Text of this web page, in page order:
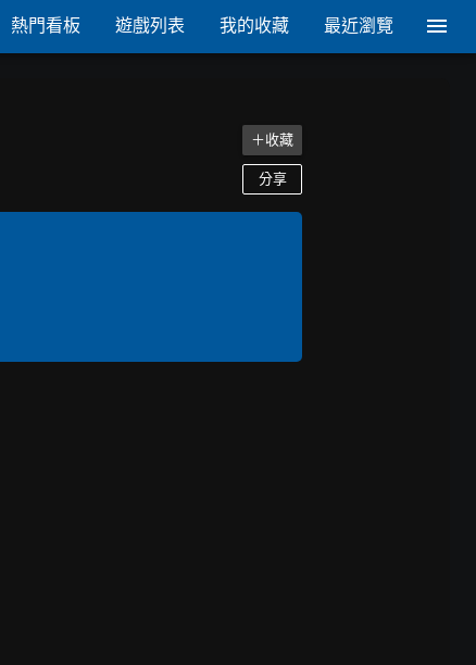
熱門看板 遊戲列表 我的收藏 最近瀏覽
＋收藏
分享